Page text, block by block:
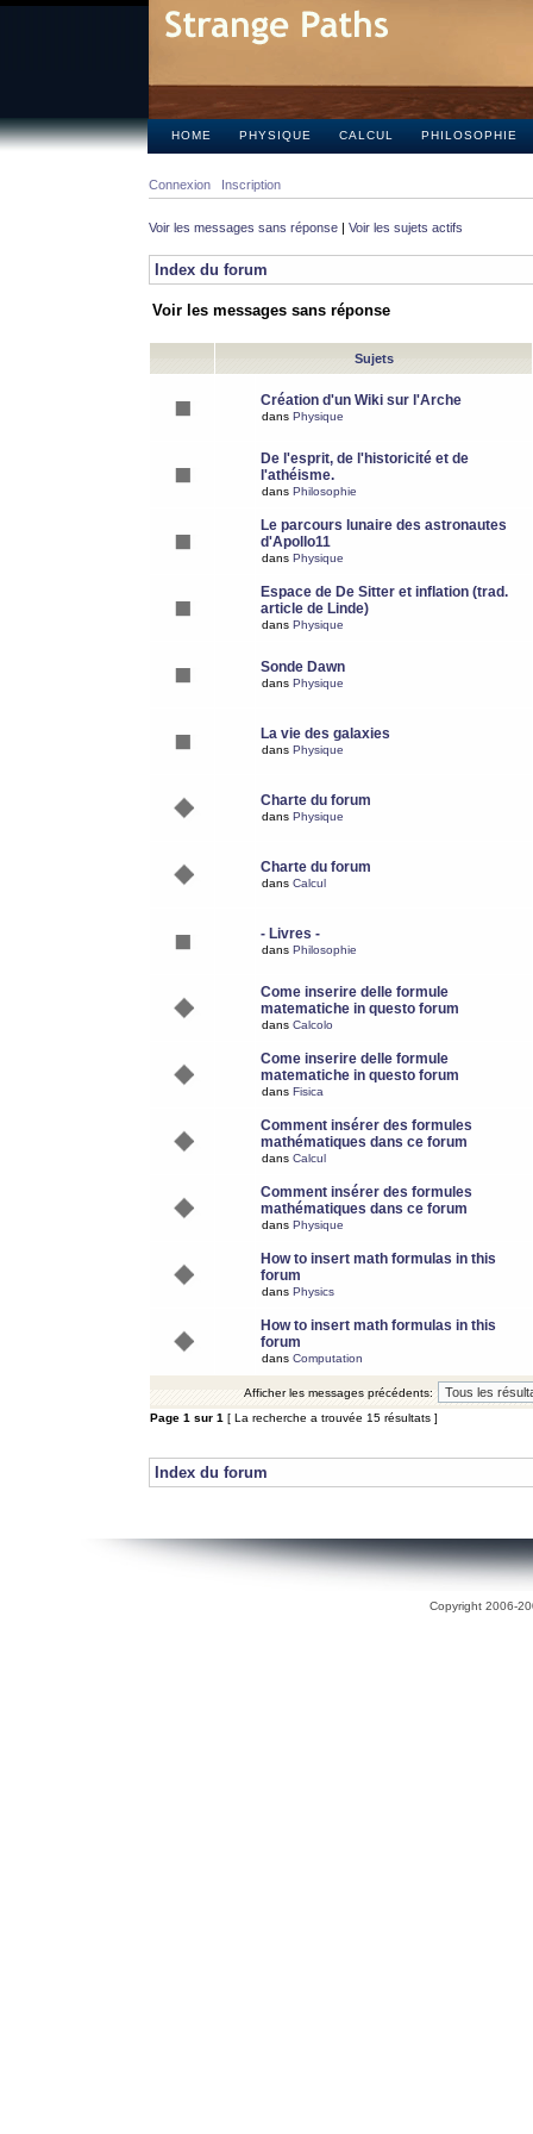
HOME PHYSIQUE CALCUL PHILOSOPHIE
Connexion Inscription
Voir les messages sans réponse | Voir les sujets actifs
Index du forum
Voir les messages sans réponse
Sujets
Création d'un Wiki sur l'Arche
dans Physique
De l'esprit, de l'historicité et de
l'athéisme.
dans Philosophie
Le parcours lunaire des astronautes
d'Apollo11
dans Physique
Espace de De Sitter et inflation (trad.
article de Linde)
dans Physique
Sonde Dawn
dans Physique
La vie des galaxies
dans Physique
Charte du forum
dans Physique
Charte du forum
dans Calcul
- Livres -
dans Philosophie
Come inserire delle formule
matematiche in questo forum
dans Calcolo
Come inserire delle formule
matematiche in questo forum
dans Fisica
Comment insérer des formules
mathématiques dans ce forum
dans Calcul
Comment insérer des formules
mathématiques dans ce forum
dans Physique
How to insert math formulas in this
forum
dans Physics
How to insert math formulas in this
forum
dans Computation
Afficher les messages précédents:
Page 1 sur 1 [ La recherche a trouvée 15 résultats ]
Index du forum
Copyright 2006-